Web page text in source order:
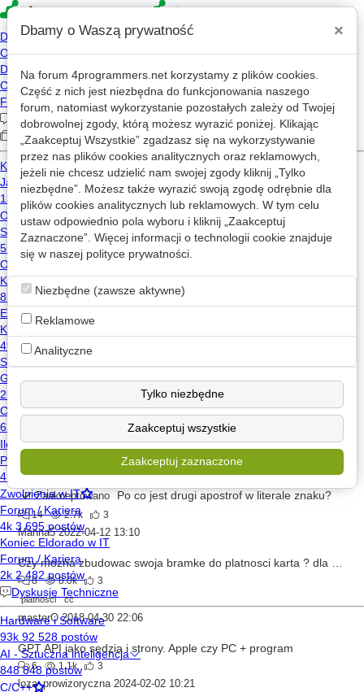
4p » Forum
Nietuzinkowe tematy
« 1 2 ... 71 72 »
Nowy wątek
Czy zdarza wam się wrzucić w repo wulgaryzmy?
33 5.3k 3
ehhhhh 2023-07-03 13:53
Zaakceptowano jak podmienić kod programu w locie bez własnego runtime
19
3 1.2k 3
2022-02-01 00:18
Szalony naukowiec - geniusz czy wariat?
3 3.3k 3
2013-06-20 13:57
Zaakceptowano Po co jest drugi apostrof w literale znaku?
14 2.7k 3
Manna5 2022-04-12 13:10
8 8.0k
3
platnosci
cc
masterO 2018-04-30 22:06
GPT API jako sędzia i strony. Apple czy PC + program
6 1.1k 3
loza_prowizoryczna 2024-02-02 10:21
Dbamy o Waszą prywatność ×
Na forum 4programmers.net korzystamy z plików cookies.
Część z nich jest niezbędna do funkcjonowania naszego
forum, natomiast wykorzystanie pozostałych zależy od Twojej
dobrowolnej zgody, którą możesz wyrazić poniżej. Klikając
„Zaakceptuj Wszystkie” zgadzasz się na wykorzystywanie
przez nas plików cookies analitycznych oraz reklamowych,
jeżeli nie chcesz udzielić nam swojej zgody kliknij „Tylko
niezbędne”. Możesz także wyrazić swoją zgodę odrębnie dla
plików cookies analitycznych lub reklamowych. W tym celu
ustaw odpowiednio pola wyboru i kliknij „Zaakceptuj
Zaznaczone”. Więcej informacji o technologii cookie znajduje
się w naszej polityce prywatności.
Niezbędne (zawsze aktywne)
Reklamowe
Analityczne
Tylko niezbędne
Zaakceptuj wszystkie
Zaakceptuj zaznaczone